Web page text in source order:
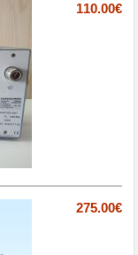
110.00€
275.00€